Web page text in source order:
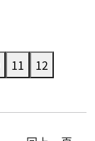
11 12